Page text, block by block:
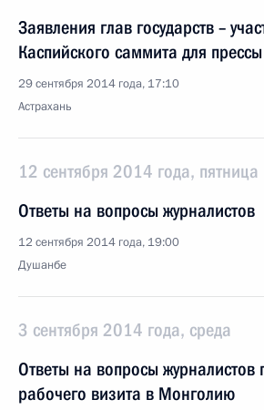
Заявления глав государств –
Каспийского саммита для прессы
29 сентября 2014 года, 17:10
Астрахань
12 сентября 2014 года, пятница
Ответы на вопросы журналистов
12 сентября 2014 года, 19:00
Душанбе
3 сентября 2014 года, среда
Ответы на вопросы журналистов
рабочего визита в Монголию